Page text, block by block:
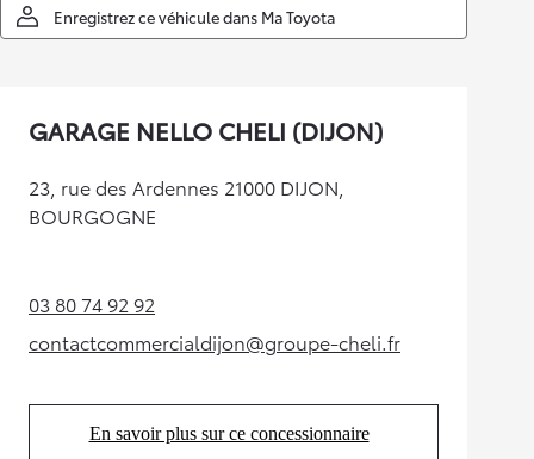
Enregistrez ce véhicule dans Ma Toyota
GARAGE NELLO CHELI (DIJON)
23, rue des Ardennes 21000 DIJON,
BOURGOGNE
03 80 74 92 92(Opens in new tab)
contactcommercialdijon@groupe-cheli.fr
(Opens in new tab)
En savoir plus sur ce concessionnaire
(Opens in new tab)